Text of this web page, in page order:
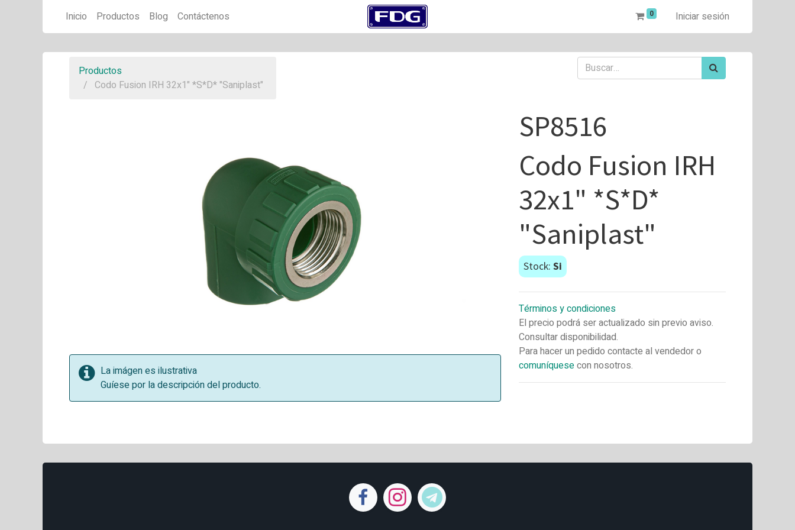
Inicio Productos Blog Contáctenos 0 Iniciar sesión
Productos
Codo Fusion IRH 32x1" *S*D* "Saniplast"
La imágen es ilustrativa
Guíese por la descripción del producto.
SP8516
Codo Fusion IRH
32x1" *S*D*
"Saniplast"
Stock: Si
Términos y condiciones
El precio podrá ser actualizado sin previo aviso.
Consultar disponibilidad.
Para hacer un pedido contacte al vendedor o
comuníquesecon nosotros.